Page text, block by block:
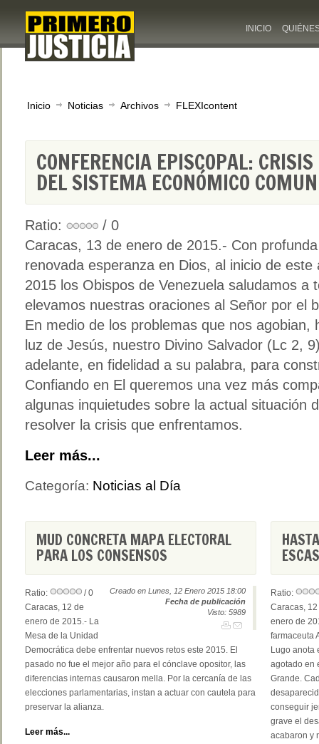
INICIO
Inicio Noticias Archivos FLEXIcontent
CONFERENCIA EPISCOPAL:
DEL SISTEMA ECONÓMICO
Ratio:
/ 0
Caracas, 13 de enero de 2015.- Con
renovada esperanza en Dios, al inicio de este
2015 los Obispos de Venezuela saludamos a
elevamos nuestras oraciones al Señor por el
En medio de los problemas que nos agobian,
luz de Jesús, nuestro Divino Salvador (Lc 2,
adelante, en fidelidad a su palabra, para
Confiando en El queremos una vez más
algunas inquietudes sobre la actual situación
resolver la crisis que enfrentamos.
Leer más...
Categoría: Noticias al Día
MUD CONCRETA MAPA ELECTORAL
PARA LOS CONSENSOS
Creado en Lunes, 12 Enero 2015 18:00
Fecha de publicación
Visto: 5989
Ratio:
/ 0
Caracas, 12 de
enero de 2015.- La
Mesa de la Unidad
Democrática debe enfrentar nuevos retos este 2015. El
pasado no fue el mejor año para el cónclave opositor, las
diferencias internas causaron mella. Por la cercanía de las
elecciones parlamentarias, instan a actuar con cautela para
preservar la alianza.
Leer más...
Ratio:
Caracas,
enero de
farmaceuta
Lugo anota
agotado en
Grande.
conseguir
grave el
acabaron y